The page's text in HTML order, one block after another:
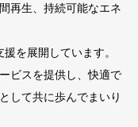
再生、持続可能なエネ
を展開しています。
ビスを提供し、快適で
して共に歩んでまいり